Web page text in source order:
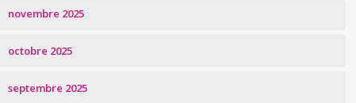
novembre 2025
octobre 2025
septembre 2025